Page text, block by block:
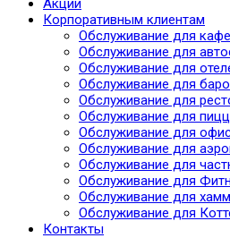
Акции
Корпоративным клиентам
Обслуживание для кафе
Обслуживание для
Обслуживание для
Обслуживание для
Обслуживание для
Обслуживание для
Обслуживание для
Обслуживание для
Обслуживание для
Обслуживание для
Обслуживание для
Обслуживание для
Контакты